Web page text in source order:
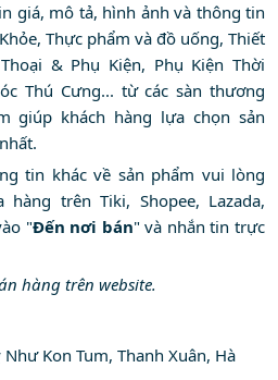
giá, mô tả, hình ảnh và thông tin
Thực phẩm và đồ uống, Thiết
& Phụ Kiện, Phụ Kiện Thời
Thú Cưng... từ các sàn thương
giúp khách hàng lựa chọn sản
tin khác về sản phẩm vui lòng
trên Tiki, Shopee, Lazada,
"Đến nơi bán" và nhắn tin trực
hàng trên website.
Kon Tum, Thanh Xuân, Hà